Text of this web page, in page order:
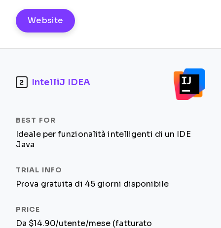
Website
2 IntelliJ IDEA
Ideale per funzionalità intelligenti di un IDE
Java
Prova gratuita di 45 giorni disponibile
Da $14.90/utente/mese (fatturato